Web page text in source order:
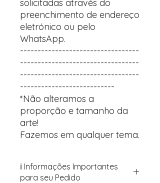
solicitadas através do
preenchimento de endereço
eletrónico ou pelo
WhatsApp.
----------------------------------
----------------------------------
----------------------------------
---------------------------
*Não alteramos a
proporção e tamanho da
arte!
Fazemos em qualquer tema.
ℹ️ Informações Importantes
para seu Pedido